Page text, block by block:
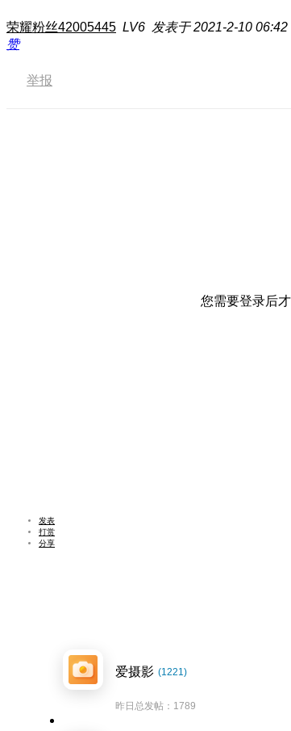
荣耀粉丝42005445 LV6 发表于 2021-2-10 06:42
赞
举报
您需要登录后
发表
打赏
分享
爱摄影 (1221)
昨日总发帖：1789